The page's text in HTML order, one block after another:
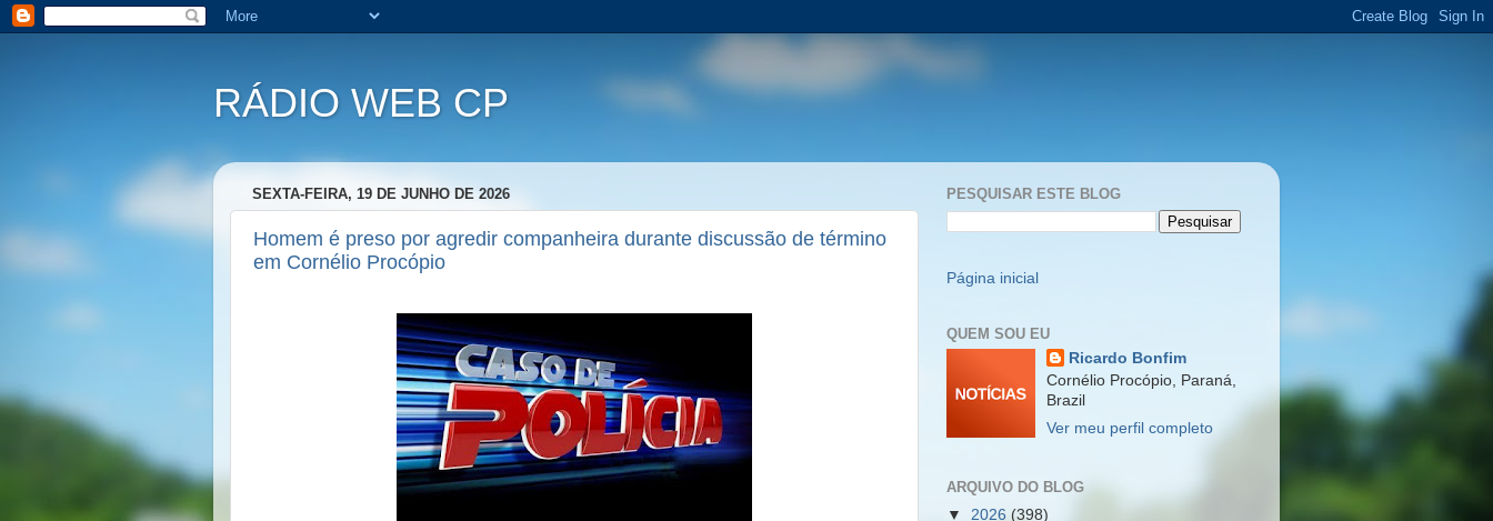
RÁDIO WEB CP
SEXTA-FEIRA, 19 DE JUNHO DE 2026
Homem é preso por agredir companheira durante discussão de término
em Cornélio Procópio
PESQUISAR ESTE BLOG
Página inicial
QUEM SOU EU
Ricardo Bonfim
Cornélio Procópio, Paraná,
Brazil
Ver meu perfil completo
ARQUIVO DO BLOG
▼ 2026 (398)